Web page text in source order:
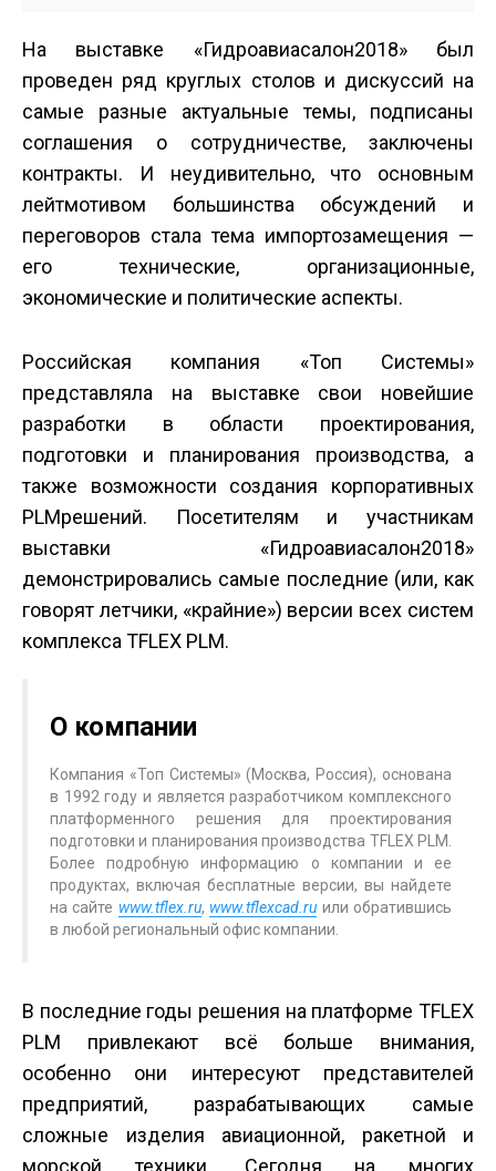
На выставке «Гидроавиасалон­2018» был
проведен ряд круглых столов и дискуссий на
самые разные актуальные темы, подписаны
соглашения о сотрудничестве, заключены
контракты. И неудивительно, что основным
лейтмотивом большинства обсуждений и
переговоров стала тема импортозамещения —
его технические, организационные,
экономические и политические аспекты.
Российская компания «Топ Системы»
представляла на выставке свои новейшие
разработки в области проектирования,
подготовки и планирования производства, а
также возможности создания корпоративных
PLM­решений. Посетителям и участникам
выставки «Гидроавиасалон­2018»
демонстрировались самые последние (или, как
говорят летчики, «крайние») версии всех систем
комплекса T­FLEX PLM.
О компании
Компания «Топ Системы» (Москва, Россия), основана
в 1992 году и является разработчиком комплексного
платформенного решения для проектирования
подготовки и планирования производства T­FLEX PLM.
Более подробную информацию о компании и ее
продуктах, включая бесплатные версии, вы найдете
на сайте www.tflex.ru, www.tflexcad.ru или обратившись
в любой региональный офис компании.
В последние годы решения на платформе T­FLEX
PLM привлекают всё больше внимания,
особенно они интересуют представителей
предприятий, разрабатывающих самые
сложные изделия авиационной, ракетной и
морской техники. Сегодня на многих